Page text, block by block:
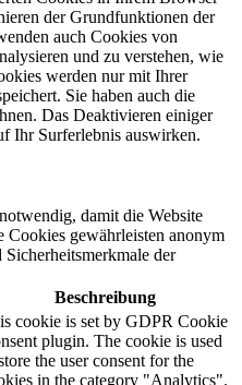
der Grundfunktionen der
auch Cookies von
und zu verstehen, wie
werden nur mit Ihrer
Sie haben auch die
Das Deaktivieren einiger
Ihr Surferlebnis auswirken.
damit die Website
Cookies gewährleisten anonym
der
Beschreibung
cookie is set by GDPR Cookie
plugin. The cookie is used
the user consent for the
in the category "Analytics".